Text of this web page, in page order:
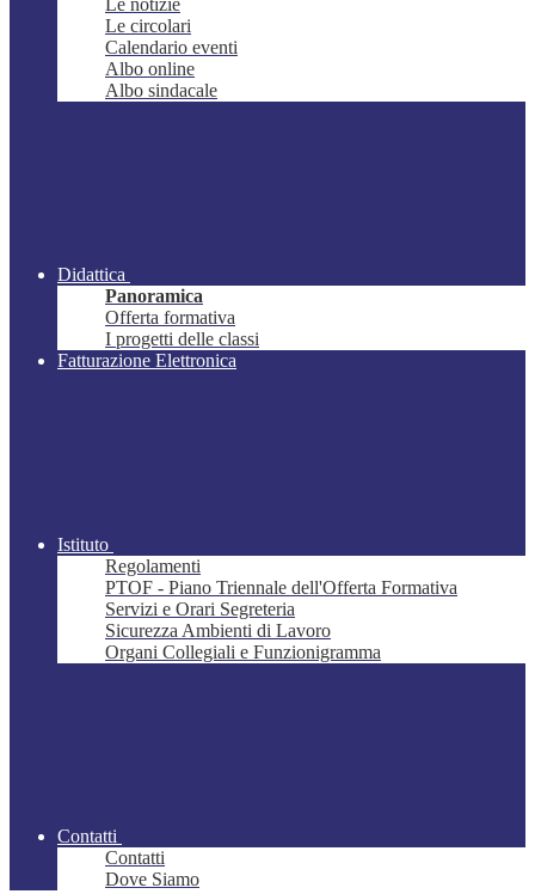
Le notizie
Le circolari
Calendario eventi
Albo online
Albo sindacale
Didattica
Panoramica
Offerta formativa
I progetti delle classi
Fatturazione Elettronica
Istituto
Regolamenti
PTOF - Piano Triennale dell'Offerta Formativa
Servizi e Orari Segreteria
Sicurezza Ambienti di Lavoro
Organi Collegiali e Funzionigramma
Contatti
Contatti
Dove Siamo